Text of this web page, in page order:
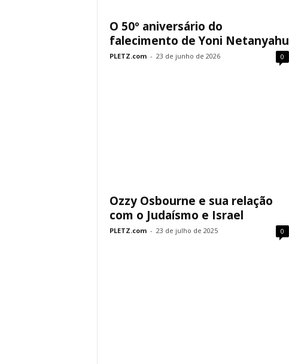
O 50º aniversário do
falecimento de Yoni Netanyahu
PLETZ.com - 23 de junho de 2026 0
Ozzy Osbourne e sua relação
com o Judaísmo e Israel
PLETZ.com - 23 de julho de 2025 0